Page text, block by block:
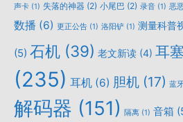
声卡 (1) 失落的神器 (2) 小尾巴 (2) 录音 (1) 恶
数播 (6) 更正公告 (1) 洛阳铲 (1) 测量科普
(5) 石机 (39) 老文新读 (4) 耳塞
(235) 耳机 (6) 胆机 (17) 蓝
解码器 (151) 隔离 (1) 音箱